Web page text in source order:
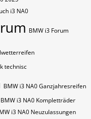
i3 NA0
BMW i3 Forum
technisc
BMW i3 NA0 Ganzjahresreifen
BMW i3 NA0 Kompletträder
i3 NA0 Neuzulassungen